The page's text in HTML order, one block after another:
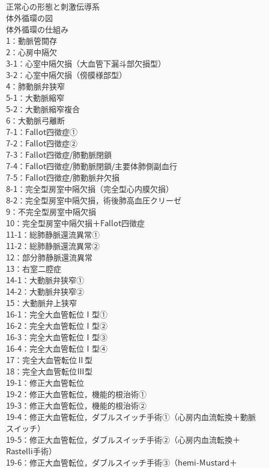
正常心の形態と刺激伝導系
体外循環の図
体外循環の仕組み
1：動脈管開存
2：心房中隔欠
3-1：心室中隔欠損（大血管下漏斗部欠損型）
3-2：心室中隔欠損（傍膜様部型）
4：肺動脈弁狭窄
5-1：大動脈縮窄
5-2：大動脈縮窄複合
6：大動脈弓離断
7-1：Fallot四徴症①
7-2：Fallot四徴症②
7-3：Fallot四徴症/肺動脈閉鎖
7-4：Fallot四徴症/肺動脈閉鎖/主要体肺側副血行
7-5：Fallot四徴症/肺動脈弁欠損
8-1：完全型房室中隔欠損（完全型心内膜欠損）
8-2：完全型房室中隔欠損，術後肺高血圧クリーゼ
9：不完全型房室中隔欠損
10：完全型房室中隔欠損＋Fallot四徴症
11-1：総肺静脈還流異常①
11-2：総肺静脈還流異常②
12：部分肺静脈還流異常
13：右室二腔症
14-1：大動脈弁狭窄①
14-2：大動脈弁狭窄②
15：大動脈弁上狭窄
16-1：完全大血管転位Ⅰ型①
16-2：完全大血管転位Ⅰ型②
16-3：完全大血管転位Ⅰ型③
16-4：完全大血管転位Ⅰ型④
17：完全大血管転位Ⅱ型
18：完全大血管転位Ⅲ型
19-1：修正大血管転位
19-2：修正大血管転位，機能的根治術①
19-3：修正大血管転位，機能的根治術②
19-4：修正大血管転位，ダブルスイッチ手術①（心房内血流転換＋動脈
スイッチ）
19-5：修正大血管転位，ダブルスイッチ手術②（心房内血流転換＋
Rastelli手術）
19-6：修正大血管転位，ダブルスイッチ手術③（hemi-Mustard＋